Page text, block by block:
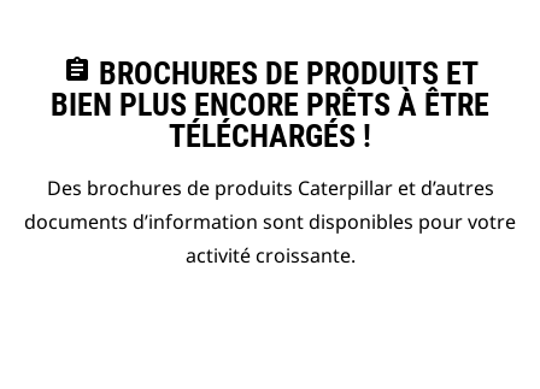
assignment BROCHURES DE PRODUITS ET
BIEN PLUS ENCORE PRÊTS À ÊTRE
TÉLÉCHARGÉS !
Des brochures de produits Caterpillar et d’autres
documents d’information sont disponibles pour votre
activité croissante.